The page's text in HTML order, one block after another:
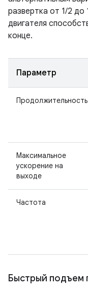
развертка от 1/2 до
двигателя
конце.
Параметр
Продолжительность
Максимальное
ускорение на
выходе
Частота
Быстрый подъем